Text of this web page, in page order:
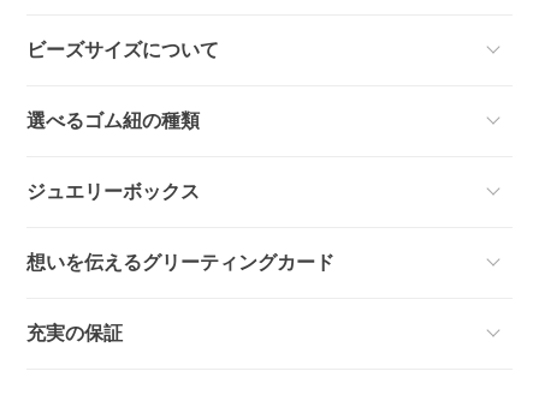
ビーズサイズについて
選べるゴム紐の種類
ジュエリーボックス
想いを伝えるグリーティングカード
充実の保証